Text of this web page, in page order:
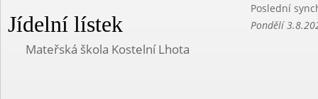
Jídelní lístek
Poslední
Pondělí
Mateřská škola Kostelní Lhota